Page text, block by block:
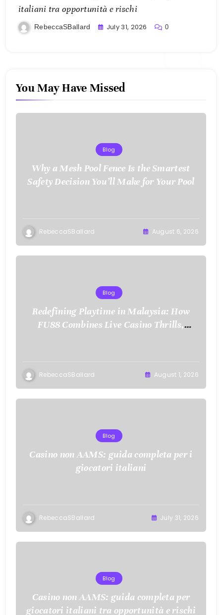
italiani tra opportunità e rischi
RebeccaSBallard July 31, 2026 0
You May Have Missed
Blog
Why a Mesh Pool Fence Is the Smartest
Safety Decision You’ll Make for Your Pool
RebeccaSBallard August 6, 2026
Blog
Redefining Playtime in Malaysia: How
FU88 Combines Live Casino Thrills,
RebeccaSBallard August 1, 2026
Blog
Casino non AAMS: guida completa per i
giocatori italiani
RebeccaSBallard July 31, 2026
Blog
Casino non AAMS: guida completa per
giocatori italiani tra opportunità e rischi